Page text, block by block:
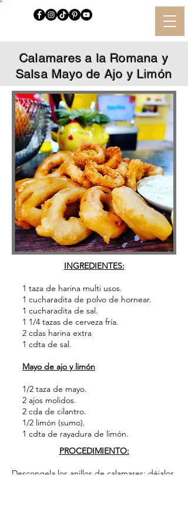
Calamares a la Romana y
Salsa Mayo de Ajo y Limón
INGREDIENTES:
1 taza de harina multi usos.
1 cucharadita de polvo de hornear.
1 cucharadita de sal.
1 1/4 tazas de cerveza fría.
2 cdas harina extra
1 cdta de sal.
Mayo de ajo y limón
1/2 taza de mayo.
2 ajos molidos.
2 cda de cilantro.
1/2 limón (sumo).
1 cdta de rayadura de limón.
PROCEDIMIENTO:
Descongela los anillos de calamares; déjalos